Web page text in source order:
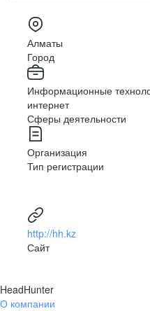
Алматы
Город
Информационные
интернет
Сферы деятельности
Организация
Тип регистрации
http://hh.kz
Сайт
HeadHunter
О компании